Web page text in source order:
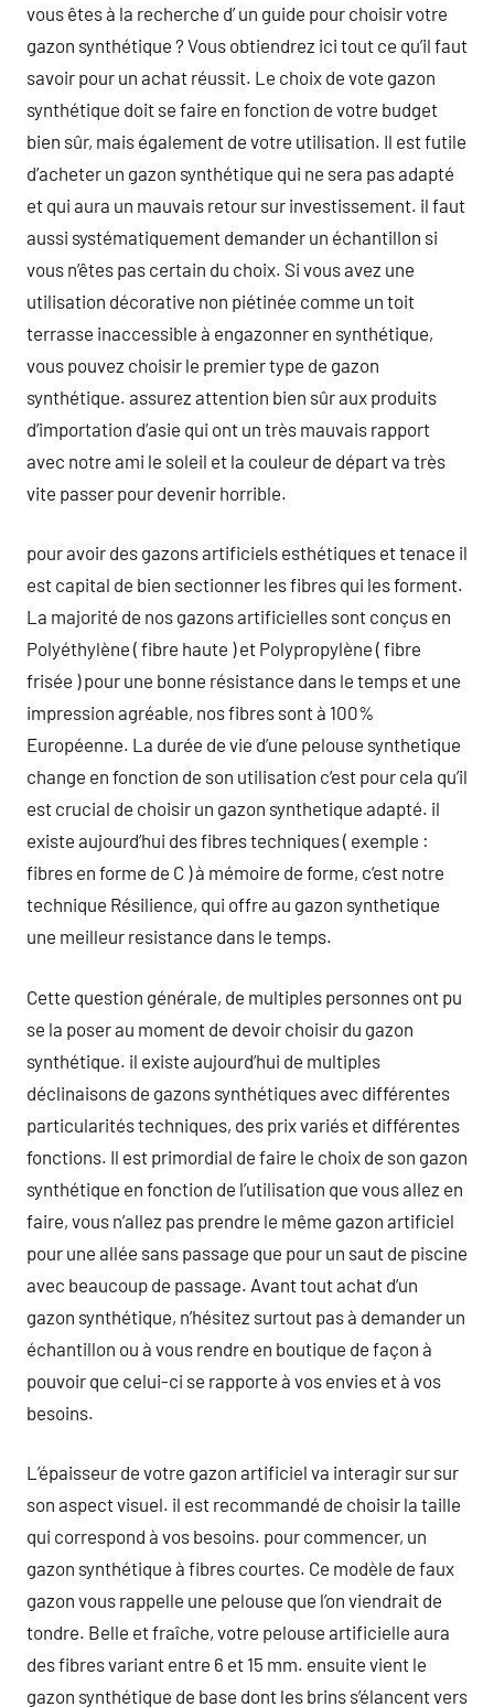
vous êtes à la recherche d’ un guide pour choisir votre
gazon synthétique ? Vous obtiendrez ici tout ce qu’il faut
savoir pour un achat réussit. Le choix de vote gazon
synthétique doit se faire en fonction de votre budget
bien sûr, mais également de votre utilisation. Il est futile
d’acheter un gazon synthétique qui ne sera pas adapté
et qui aura un mauvais retour sur investissement. il faut
aussi systématiquement demander un échantillon si
vous n’êtes pas certain du choix. Si vous avez une
utilisation décorative non piétinée comme un toit
terrasse inaccessible à engazonner en synthétique,
vous pouvez choisir le premier type de gazon
synthétique. assurez attention bien sûr aux produits
d’importation d’asie qui ont un très mauvais rapport
avec notre ami le soleil et la couleur de départ va très
vite passer pour devenir horrible.
pour avoir des gazons artificiels esthétiques et tenace il
est capital de bien sectionner les fibres qui les forment.
La majorité de nos gazons artificielles sont conçus en
Polyéthylène ( fibre haute ) et Polypropylène ( fibre
frisée ) pour une bonne résistance dans le temps et une
impression agréable, nos fibres sont à 100%
Européenne. La durée de vie d’une pelouse synthetique
change en fonction de son utilisation c’est pour cela qu’il
est crucial de choisir un gazon synthetique adapté. il
existe aujourd’hui des fibres techniques ( exemple :
fibres en forme de C ) à mémoire de forme, c’est notre
technique Résilience, qui offre au gazon synthetique
une meilleur resistance dans le temps.
Cette question générale, de multiples personnes ont pu
se la poser au moment de devoir choisir du gazon
synthétique. il existe aujourd’hui de multiples
déclinaisons de gazons synthétiques avec différentes
particularités techniques, des prix variés et différentes
fonctions. Il est primordial de faire le choix de son gazon
synthétique en fonction de l’utilisation que vous allez en
faire, vous n’allez pas prendre le même gazon artificiel
pour une allée sans passage que pour un saut de piscine
avec beaucoup de passage. Avant tout achat d’un
gazon synthétique, n’hésitez surtout pas à demander un
échantillon ou à vous rendre en boutique de façon à
pouvoir que celui-ci se rapporte à vos envies et à vos
besoins.
L’épaisseur de votre gazon artificiel va interagir sur sur
son aspect visuel. il est recommandé de choisir la taille
qui correspond à vos besoins. pour commencer, un
gazon synthétique à fibres courtes. Ce modèle de faux
gazon vous rappelle une pelouse que l’on viendrait de
tondre. Belle et fraîche, votre pelouse artificielle aura
des fibres variant entre 6 et 15 mm. ensuite vient le
gazon synthétique de base dont les brins s’élancent vers